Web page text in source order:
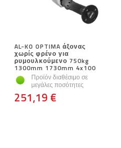
AL-KO OPTIMA άξονας
χωρίς φρένο για
ρυμουλκούμενο 750kg
1300mm 1730mm 4x100
Προϊόν διαθέσιμο σε
μεγάλες ποσότητες
251,19 €